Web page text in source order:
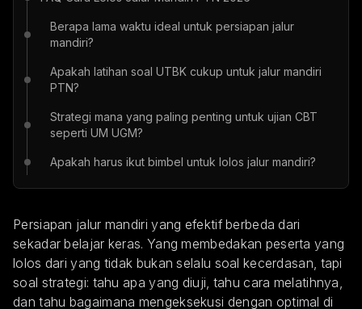
Berapa lama waktu ideal untuk persiapan jalur
mandiri?
Apakah latihan soal UTBK cukup untuk jalur mandiri
PTN?
Strategi mana yang paling penting untuk ujian CBT
seperti UM UGM?
Apakah harus ikut bimbel untuk lolos jalur mandiri?
Persiapan jalur mandiri yang efektif berbeda dari
sekadar belajar keras. Yang membedakan peserta yang
lolos dari yang tidak bukan selalu soal kecerdasan, tapi
soal strategi: tahu apa yang diuji, tahu cara melatihnya,
dan tahu bagaimana mengeksekusi dengan optimal di